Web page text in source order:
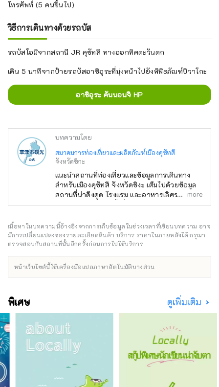
โทรศัพท์ (5 คนขึ้นไป)
วิธีการเดินทางด้วยรถบัส
รถบัสโอมิจากสถานี JR คุซัทสึ ทางออกทิศตะวันตก
เดิน 5 นาทีจากป้ายรถบัสอาชิอุระที่มุ่งหน้าไปยังพิพิธภัณฑ์บิวาโกะ
อาชิอุระ คันนอนจิ HP
บทความโดย
สมาคมการท่องเที่ยวและผลิตภัณฑ์เมืองคุซัทสึ
จังหวัดชิกะ
แนะนำสถานที่ท่องเที่ยวและข้อมูลการเดินทาง
สำหรับเมืองคุซัทสึ จังหวัดชิงะ เต็มไปด้วยข้อมูล
สถานที่น่าดึงดูด โรงแรม และอาหารเลิศรส เช่น มิ
ซูโนโมริ อุทยานพืชน้ำที่เต็มไปด้วยธรรมชาติ
ซันไดอันเก่าแก่ คุซัตสึจูกุ ฮอนจิน และสวนโรคุฮะ
ที่ทั้งครอบครัว สามารถเพลิดเพลินได้
more
เนื้อหาในบทความนี้อ้างอิงจากการเก็บข้อมูลในช่วงเวลาที่เขียนบทความ อาจ
มีการเปลี่ยนแปลงของรายละเอียดสินค้า บริการ ราคาในภายหลังได้ กรุณา
ตรวจสอบกับสถานที่นั้นอีกครั้งก่อนการไปใช้บริการ
หน้าเว็บไซต์นี้ใช้เครื่องมือแปลภาษาอัตโนมัติบางส่วน
พิเศษ ดูเพิ่มเติม